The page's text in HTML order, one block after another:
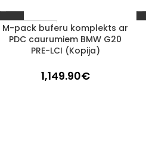
1–3 d. d.
M-pack buferu komplekts ar
PDC caurumiem BMW G20
PRE-LCI (Kopija)
1,149.90€